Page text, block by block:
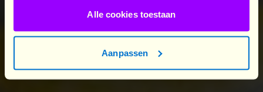
Alle cookies toestaan
Aanpassen
partners om meisjes zoals Muta een duwtje in de
rug te geven. We proberen schooluitval te
vermijden door inhaallessen, beurzen en fietsen
aan te bieden. Zo raken de meisjes sneller en